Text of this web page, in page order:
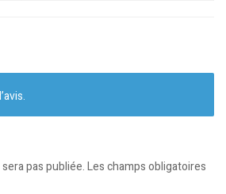
pas publiée.Les champs obligatoires